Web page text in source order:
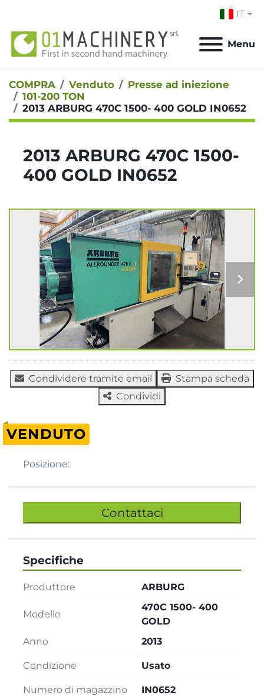
IT
Menu
COMPRA Venduto
Presse ad iniezione
101-200 TON
2013 ARBURG 470C 1500- 400 GOLD IN0652
2013 ARBURG 470C 1500-
400 GOLD IN0652
Condividere tramite email
Stampa scheda
Condividi
VENDUTO
Posizione:
Contattaci
Specifiche
Produttore ARBURG
Modello
470C 1500- 400
GOLD
Anno
2013
Condizione Usato
Numero di magazzino IN0652